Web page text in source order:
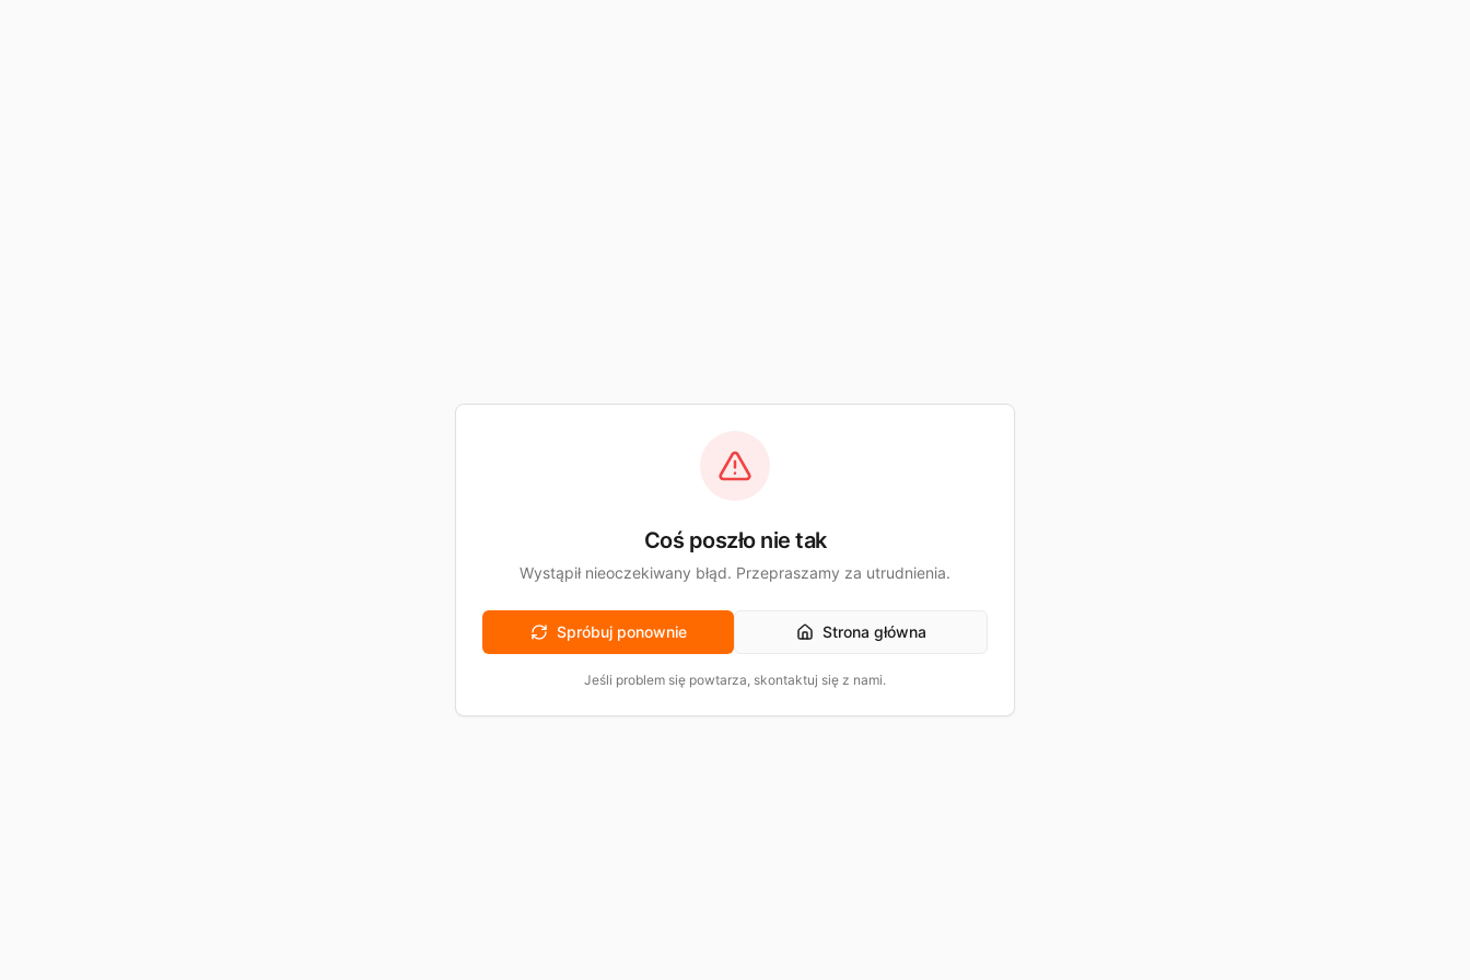
Coś poszło nie tak
Wystąpił nieoczekiwany błąd. Przepraszamy za utrudnienia.
Spróbuj ponownie Strona główna
Jeśli problem się powtarza, skontaktuj się z nami.